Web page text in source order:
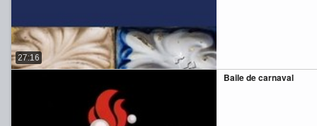
27:16
Baile de carnaval